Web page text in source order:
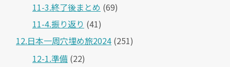
11-3.終了後まとめ (69)
11-4.振り返り (41)
12.日本一周穴埋め旅2024 (251)
12-1.準備 (22)